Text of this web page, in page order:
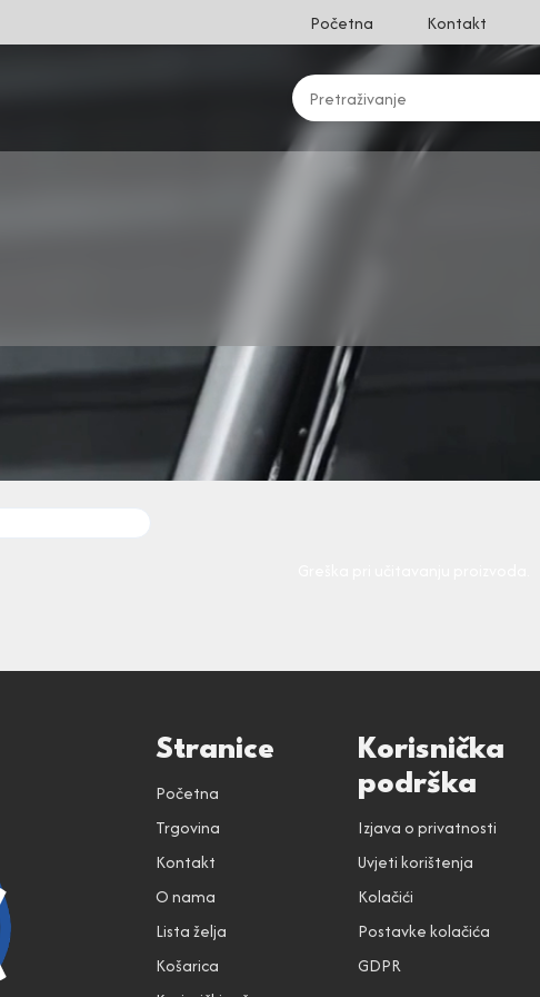
Početna Kontakt
Stranice
Početna
Trgovina
Kontakt
O nama
Lista želja
Košarica
Korisnička
podrška
Izjava o privatnosti
Uvjeti korištenja
Kolačići
Postavke kolačića
GDPR